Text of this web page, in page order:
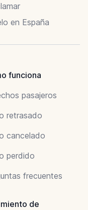
en España
funciona
pasajeros
retrasado
cancelado
perdido
frecuentes
de